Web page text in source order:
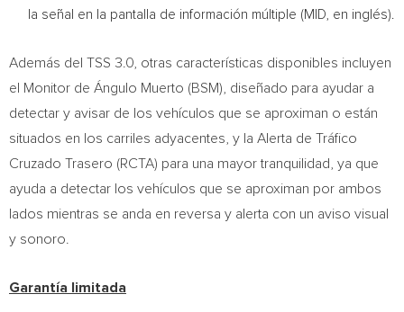
la señal en la pantalla de información múltiple (MID, en inglés).
Además del TSS 3.0, otras características disponibles incluyen
el Monitor de Ángulo Muerto (BSM), diseñado para ayudar a
detectar y avisar de los vehículos que se aproximan o están
situados en los carriles adyacentes, y la Alerta de Tráfico
Cruzado Trasero (RCTA) para una mayor tranquilidad, ya que
ayuda a detectar los vehículos que se aproximan por ambos
lados mientras se anda en reversa y alerta con un aviso visual
y sonoro.
Garantía limitada